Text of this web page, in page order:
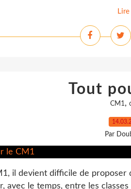
Tout
CM1,
Par
il devient difficile de proposer
avec le temps, entre les